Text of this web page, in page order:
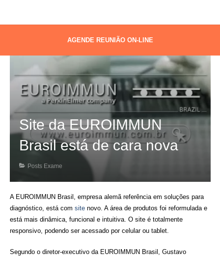
AGENDE REUNIÃO ON-LINE
Site da EUROIMMUN
Brasil está de cara nova
Posts Exame
A EUROIMMUN Brasil, empresa alemã referência em soluções para
diagnóstico, está com sitenovo. A área de produtos foi reformulada e
está mais dinâmica, funcional e intuitiva. O site é totalmente
responsivo, podendo ser acessado por celular ou tablet.
Segundo o diretor-executivo da EUROIMMUN Brasil, Gustavo